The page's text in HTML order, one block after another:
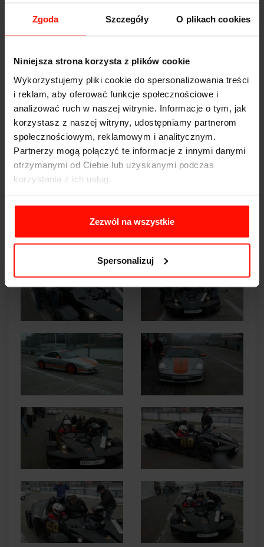
Zgoda Szczegóły O plikach cookies
Niniejsza strona korzysta z plików cookie
Wykorzystujemy pliki cookie do spersonalizowania treści
i reklam, aby oferować funkcje społecznościowe i
analizować ruch w naszej witrynie. Informacje o tym, jak
korzystasz z naszej witryny, udostępniamy partnerom
społecznościowym, reklamowym i analitycznym.
Partnerzy mogą połączyć te informacje z innymi danymi
otrzymanymi od Ciebie lub uzyskanymi podczas
korzystania z ich usług.
Zezwól na wszystkie
Spersonalizuj